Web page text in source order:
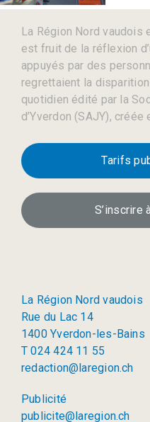
La Région Nord vaudois
est fruit de la réflexion
appuyés par des
regrettaient la
quotidien édité par la
d’Yverdon (SAJY), créée
Tarifs
S’inscrire
La Région Nord vaudois
Rue du Lac 14
1400 Yverdon-les-Bains
T 024 424 11 55
redaction@laregion.ch
Publicité
publicite@laregion.ch